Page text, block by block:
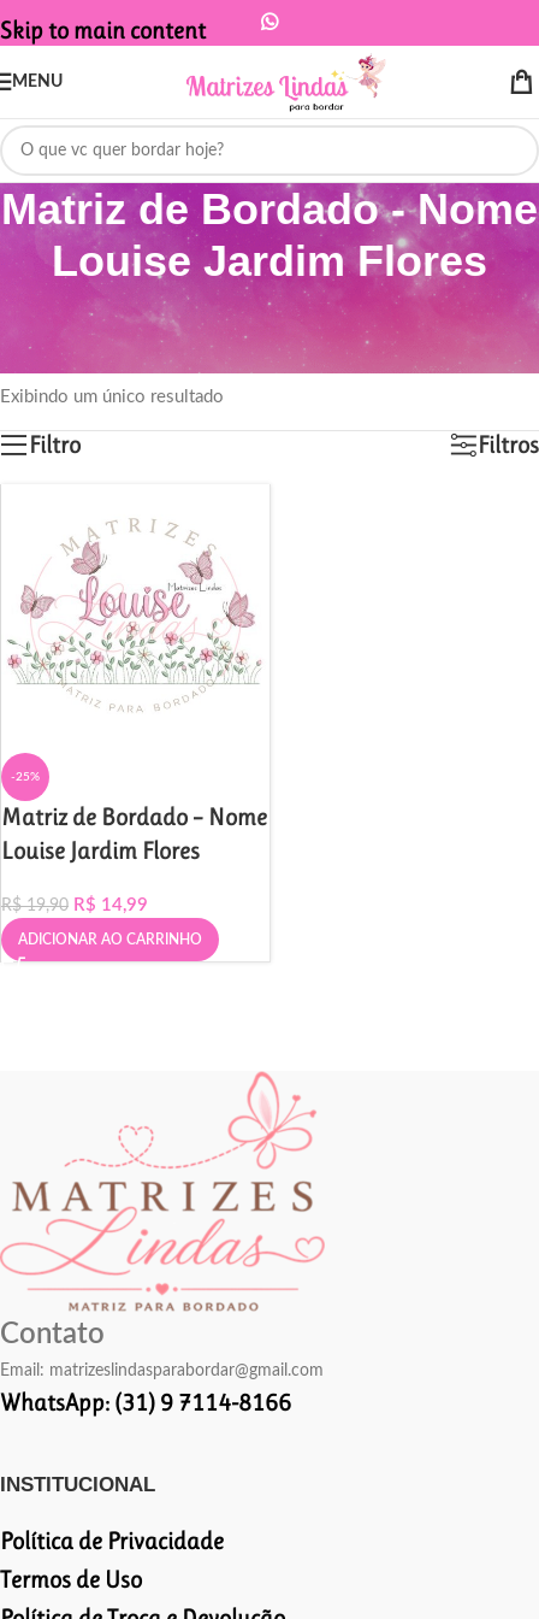
Skip to main content
MENU
Matriz de Bordado - Nome
Louise Jardim Flores
Início
Produtos marcados com a tag “Matriz de Bordado - Nome Louise
Jardim Flores”
Exibindo um único resultado
Filtro Filtros
-25%
Matriz de Bordado – Nome
Louise Jardim Flores
R$19,90 R$ 14,99
ADICIONAR AO CARRINHO
Contato
Email: matrizeslindasparabordar@gmail.com
WhatsApp: (31) 9 7114-8166
INSTITUCIONAL
Política de Privacidade
Termos de Uso